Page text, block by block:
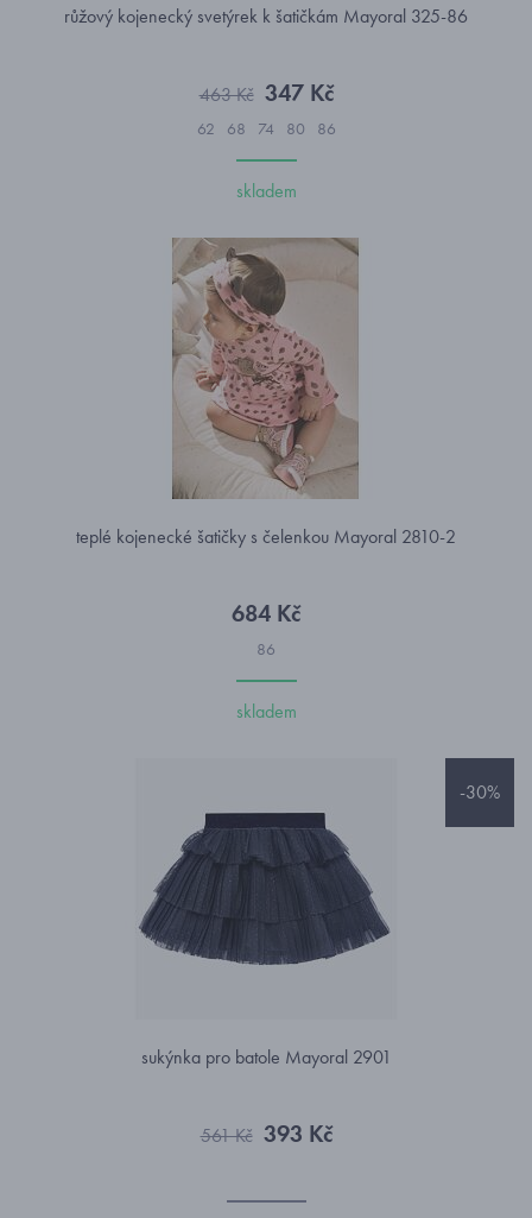
růžový kojenecký svetýrek k šatičkám Mayoral 325-86
463 Kč 347 Kč
62 68 74 80 86
skladem
teplé kojenecké šatičky s čelenkou Mayoral 2810-2
684 Kč
86
skladem
-30%
sukýnka pro batole Mayoral 2901
561 Kč 393 Kč